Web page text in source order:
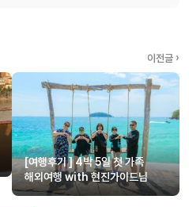
이전글 ›
[여행후기 ] 4박 5일 첫 가족
해외여행 with 현진가이드님